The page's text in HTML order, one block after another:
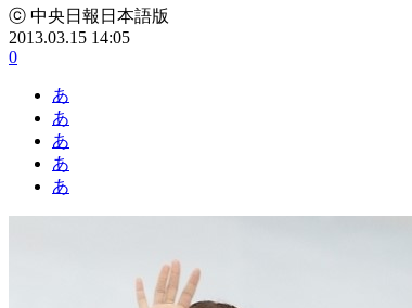
ⓒ 中央日報日本語版
2013.03.15 14:05
0
あ
あ
あ
あ
あ